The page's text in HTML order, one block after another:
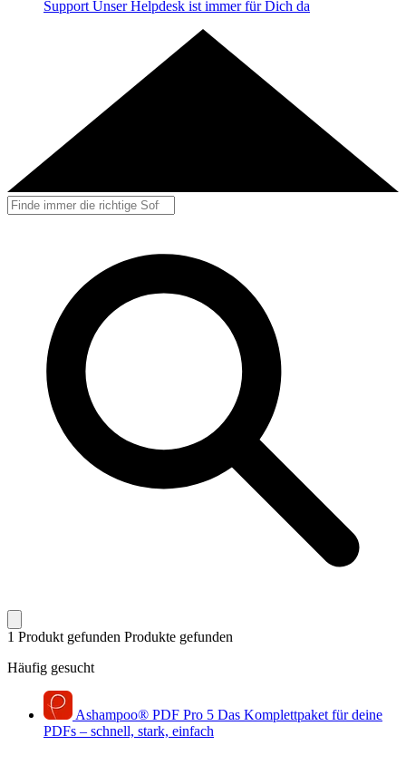
Support Unser Helpdesk ist immer für Dich da
1 Produkt gefunden Produkte gefunden
Häufig gesucht
Ashampoo® PDF Pro 5 Das Komplettpaket für deine
PDFs – schnell, stark, einfach